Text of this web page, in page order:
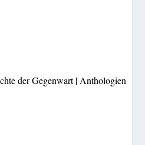
der Gegenwart | Anthologien